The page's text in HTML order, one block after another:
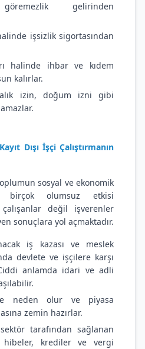
gelirinden
işsizlik sigortasından
halinde ihbar ve kıdem
kalırlar.
izin, doğum izni gibi
Dışı İşçi Çalıştırmanın
sosyal ve ekonomik
birçok olumsuz etkisi
değil işverenler
sonuçlara yol açmaktadır.
iş kazası ve meslek
devlete ve işçilere karşı
anlamda idari ve adli
neden olur ve piyasa
zemin hazırlar.
tarafından sağlanan
krediler ve vergi